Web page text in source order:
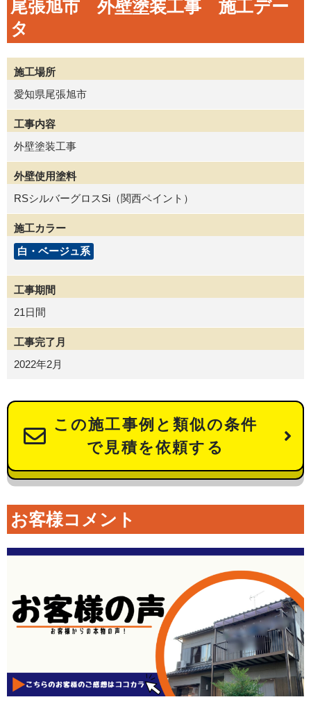
尾張旭市 外壁塗装工事 施工デー
タ
施工場所
愛知県尾張旭市
工事内容
外壁塗装工事
外壁使用塗料
RSシルバーグロスSi（関西ペイント）
施工カラー
白・ベージュ系
工事期間
21日間
工事完了月
2022年2月
この施工事例と類似の条件
で見積を依頼する
お客様コメント